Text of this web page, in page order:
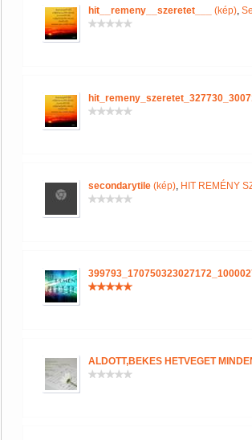
hit__remeny__szeretet___ (kép),
secondarytile (kép), HIT REMÉNY
ALDOTT,BEKES HETVEGET